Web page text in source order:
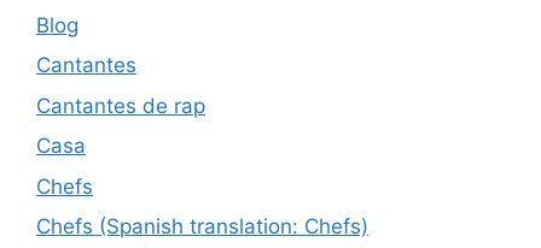
Blog
Cantantes
Cantantes de rap
Casa
Chefs
Chefs (Spanish translation: Chefs)